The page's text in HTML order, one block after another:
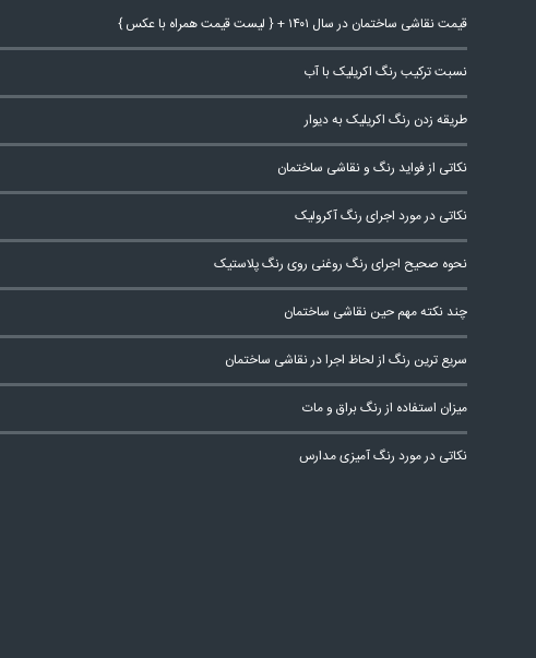
قیمت نقاشی ساختمان در سال ۱۴۰۱ + { لیست قیمت همراه با عکس }
نسبت ترکیب رنگ اکریلیک با آب
طریقه زدن رنگ اکریلیک به دیوار
نکاتی از فواید رنگ و نقاشی ساختمان
نکاتی در مورد اجرای رنگ آکرولیک
نحوه صحیح اجرای رنگ روغنی روی رنگ پلاستیک
چند نکته مهم حین نقاشی ساختمان
سریع ترین رنگ از لحاظ اجرا در نقاشی ساختمان
میزان استفاده از رنگ براق و مات
نکاتی در مورد رنگ آمیزی مدارس